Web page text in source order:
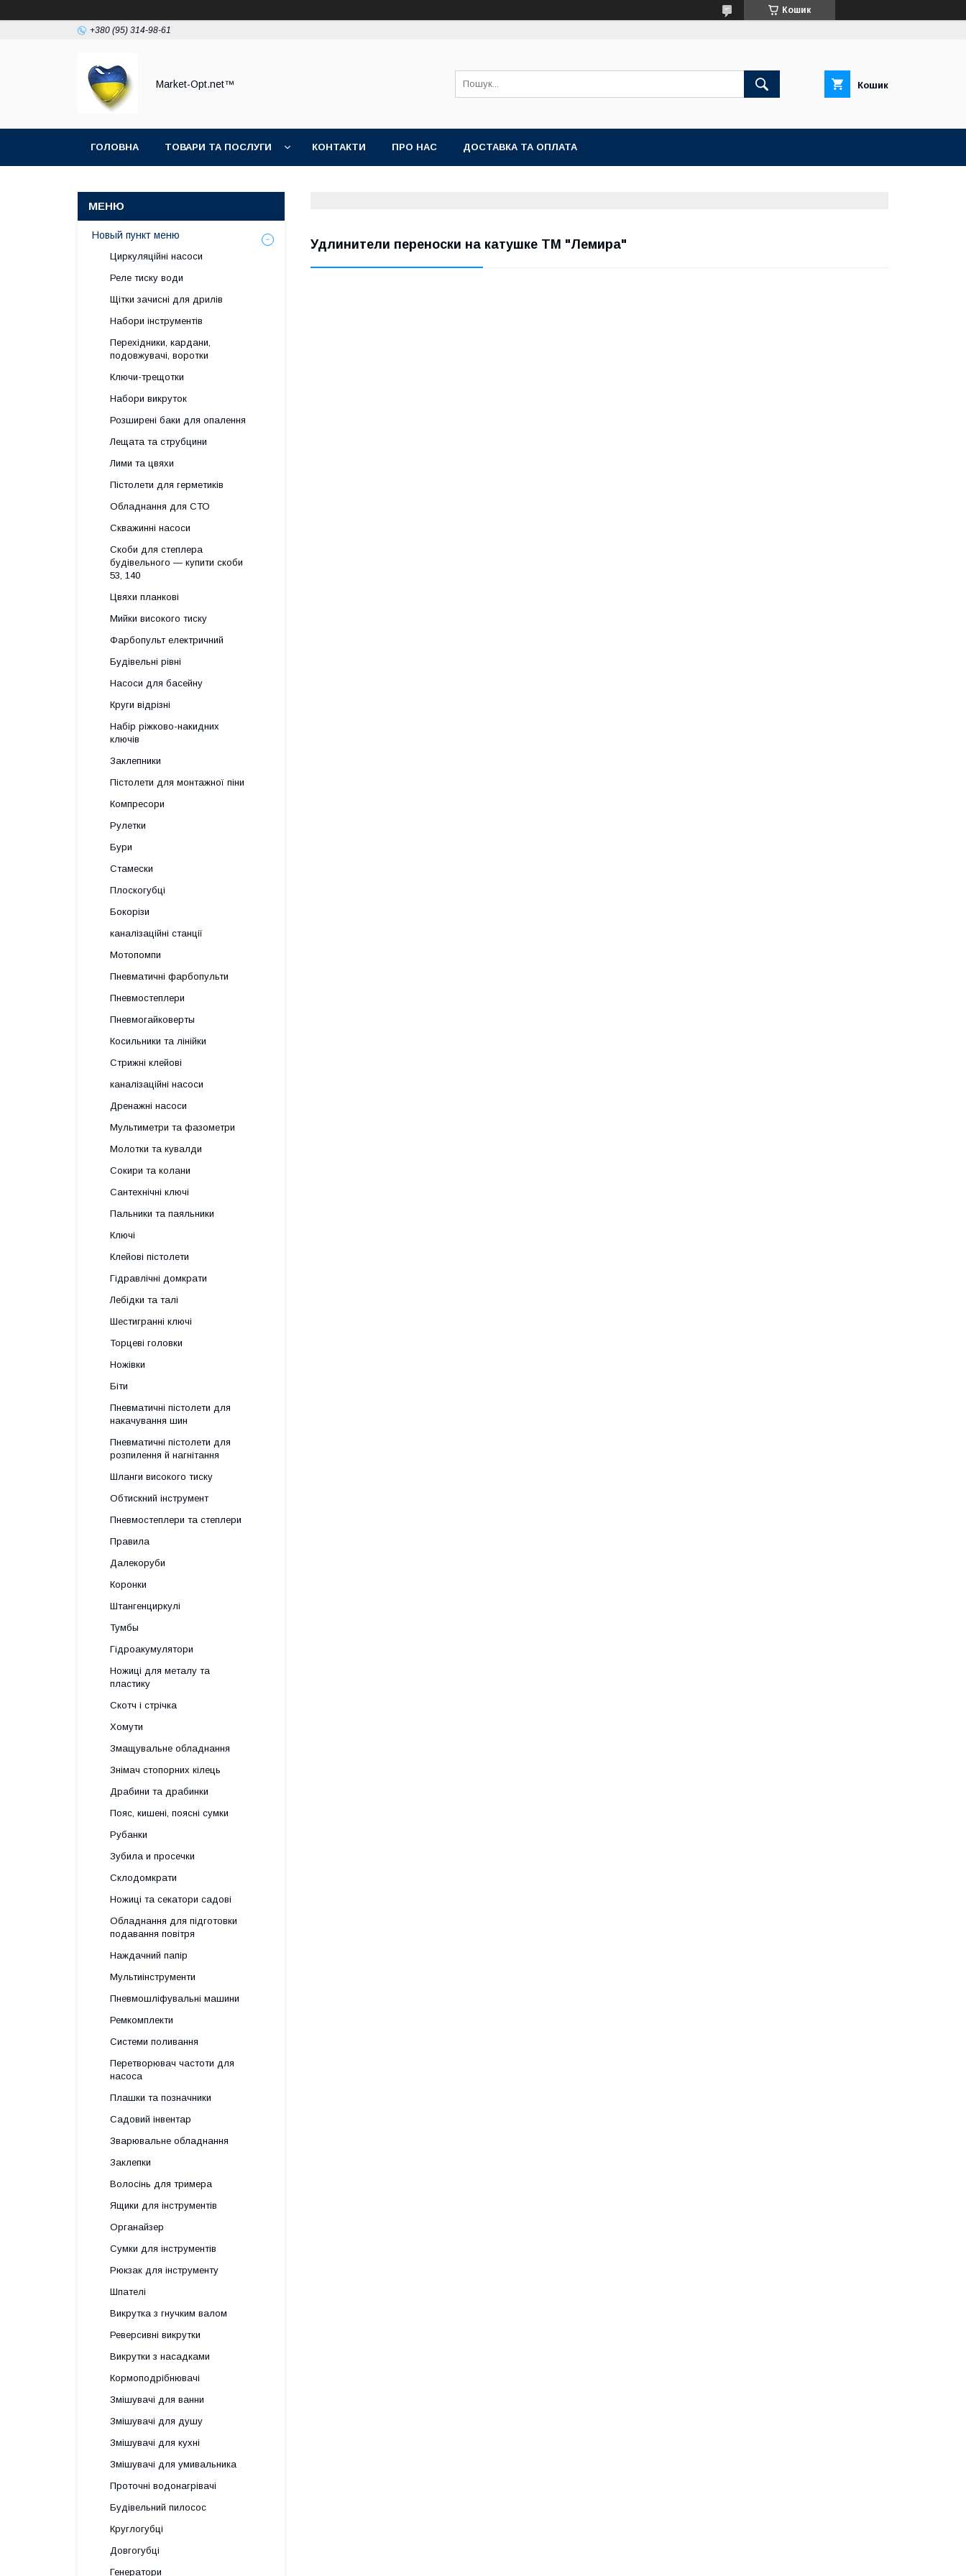
Кошик
+380 (95) 314-98-61
Market-Opt.net™ Кошик
ГОЛОВНА ТОВАРИ ТА ПОСЛУГИ КОНТАКТИ ПРО НАС ДОСТАВКА ТА ОПЛАТА
Удлинители переноски на катушке ТМ "Лемира"
Новый пункт меню
Циркуляційні насоси
Реле тиску води
Щітки зачисні для дрилів
Набори інструментів
Перехідники, кардани,
подовжувачі, воротки
Ключи-трещотки
Набори викруток
Розширені баки для опалення
Лещата та струбцини
Лими та цвяхи
Пістолети для герметиків
Обладнання для СТО
Скважинні насоси
Скоби для степлера
будівельного — купити скоби
53, 140
Цвяхи планкові
Мийки високого тиску
Фарбопульт електричний
Будівельні рівні
Насоси для басейну
Круги відрізні
Набір ріжково-накидних
ключів
Заклепники
Пістолети для монтажної піни
Компресори
Рулетки
Бури
Стамески
Плоскогубці
Бокорізи
каналізаційні станції
Мотопомпи
Пневматичні фарбопульти
Пневмостеплери
Пневмогайковерты
Косильники та лінійки
Стрижні клейові
каналізаційні насоси
Дренажні насоси
Мультиметри та фазометри
Молотки та кувалди
Сокири та колани
Сантехнічні ключі
Пальники та паяльники
Ключі
Клейові пістолети
Гідравлічні домкрати
Лебідки та талі
Шестигранні ключі
Торцеві головки
Ножівки
Біти
Пневматичні пістолети для
накачування шин
Пневматичні пістолети для
розпилення й нагнітання
Шланги високого тиску
Обтискний інструмент
Пневмостеплери та степлери
Правила
Далекоруби
Коронки
Штангенциркулі
Тумбы
Гідроакумулятори
Ножиці для металу та
пластику
Скотч і стрічка
Хомути
Змащувальне обладнання
Знімач стопорних кілець
Драбини та драбинки
Пояс, кишені, поясні сумки
Рубанки
Зубила и просечки
Склодомкрати
Ножиці та секатори садові
Обладнання для підготовки
подавання повітря
Наждачний папір
Мультиінструменти
Пневмошліфувальні машини
Ремкомплекти
Системи поливання
Перетворювач частоти для
насоса
Плашки та позначники
Садовий інвентар
Зварювальне обладнання
Заклепки
Волосінь для тримера
Ящики для інструментів
Органайзер
Сумки для інструментів
Рюкзак для інструменту
Шпателі
Викрутка з гнучким валом
Реверсивні викрутки
Викрутки з насадками
Кормоподрібнювачі
Змішувачі для ванни
Змішувачі для душу
Змішувачі для кухні
Змішувачі для умивальника
Проточні водонагрівачі
Будівельний пилосос
Круглогубці
Довгогубці
Генератори